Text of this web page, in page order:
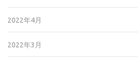
2022年4月
2022年3月